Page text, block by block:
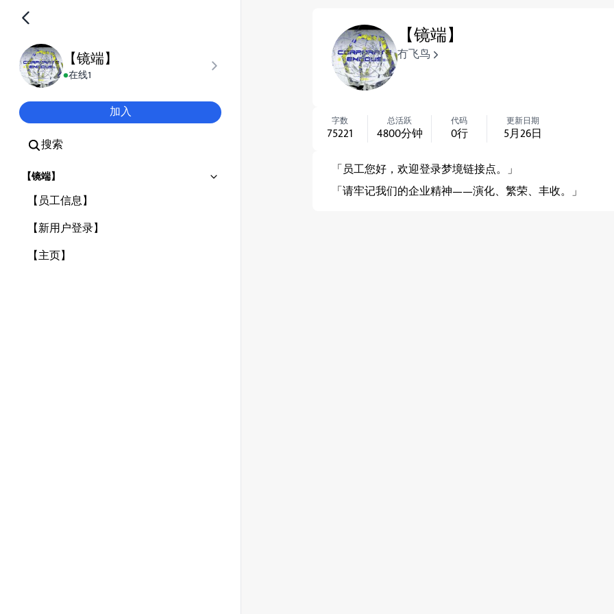
【镜端】
在线1
加入
搜索
【镜端】
【员工信息】
【新用户登录】
【主页】
【镜端】
冇飞鸟
字数
75221
总活跃
4800分钟
代码
0行
更新日期
5月26日
「员工您好，欢迎登录梦境链接点。」
「请牢记我们的企业精神——演化、繁荣、丰收。」